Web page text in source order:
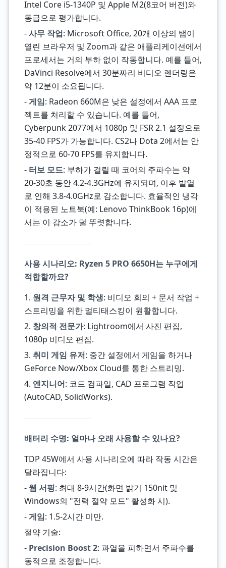
Intel Core i5-1340P 및 Apple M2(8코어 버전)와
동급으로 평가합니다.
-사무 작업: Microsoft Office, 20개 이상의 탭이
열린 브라우저 및 Zoom과 같은 애플리케이션에서
프로세서는 거의 부하 없이 작동합니다. 예를 들어,
DaVinci Resolve에서 30분짜리 비디오 렌더링은
약 12분이 소요됩니다.
-게임: Radeon 660M은 낮은 설정에서 AAA 프로
젝트를 처리할 수 있습니다. 예를 들어,
Cyberpunk 2077에서 1080p 및 FSR 2.1 설정으로
35-40 FPS가 가능합니다. CS2나 Dota 2에서는 안
정적으로 60-70 FPS를 유지합니다.
- 터보 모드: 부하가 걸릴 때 코어의 주파수는 약
20-30초 동안 4.2-4.3GHz에 유지되며, 이후 발열
로 인해 3.8-4.0GHz로 감소합니다. 효율적인 냉각
이 적용된 노트북(예: Lenovo ThinkBook 16p)에
서는 이 감소가 덜 뚜렷합니다.
사용 시나리오: Ryzen 5 PRO 6650H는 누구에게
적합할까요?
1. 원격 근무자 및 학생: 비디오 회의 + 문서 작업 +
스트리밍을 위한 멀티태스킹이 원활합니다.
2. 창의적 전문가: Lightroom에서 사진 편집,
1080p 비디오 편집.
3. 취미 게임 유저: 중간 설정에서 게임을 하거나
GeForce Now/Xbox Cloud를 통한 스트리밍.
4. 엔지니어: 코드 컴파일, CAD 프로그램 작업
(AutoCAD, SolidWorks).
배터리 수명: 얼마나 오래 사용할 수 있나요?
TDP 45W에서 사용 시나리오에 따라 작동 시간은
달라집니다:
- 웹 서핑: 최대 8-9시간(화면 밝기 150nit 및
Windows의 "전력 절약 모드" 활성화 시).
-게임: 1.5-2시간 미만.
절약 기술:
- Precision Boost 2: 과열을 피하면서 주파수를
동적으로 조정합니다.